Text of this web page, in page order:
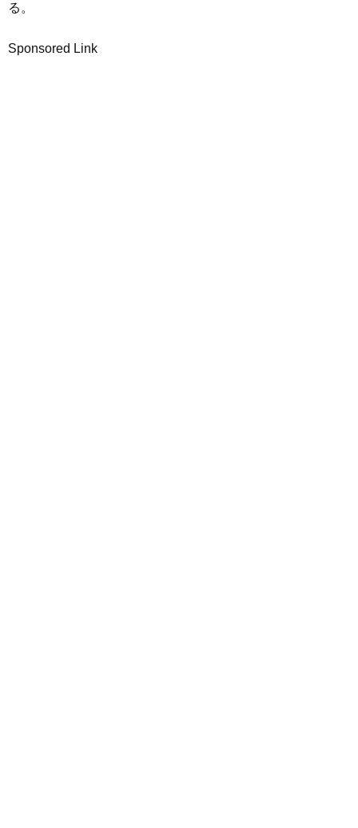
る。
Sponsored Link